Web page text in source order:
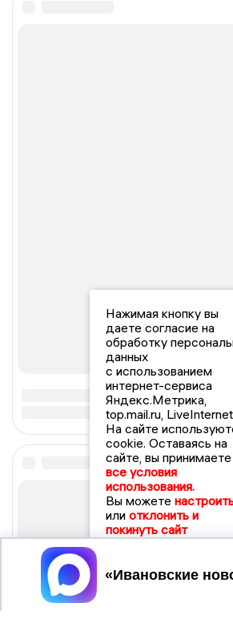
Нажимая кнопку вы
даете согласие на
обработку
данных
с использованием
интернет-сервиса
Яндекс.Метрика,
top.mail.ru,
На сайте
cookie. Оставаясь на
сайте, вы принимаете
все условия
использования.
Вы можете
или отклонить и
покинуть сайт
Принять